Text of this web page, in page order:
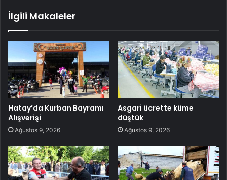
İlgili Makaleler
Hatay’da Kurban Bayramı
Alışverişi
Ağustos 9, 2026
Asgari ücrette küme
düştük
Ağustos 9, 2026